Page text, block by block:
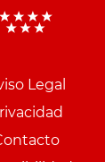
Legal